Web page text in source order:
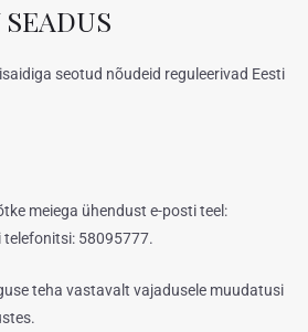
seotud nõudeid reguleerivad Eesti
meiega ühendust e-posti teel:
58095777.
teha vastavalt vajadusele muudatusi